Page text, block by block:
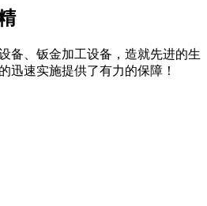
备、钣金加工设备，造就先进的生
迅速实施提供了有力的保障！